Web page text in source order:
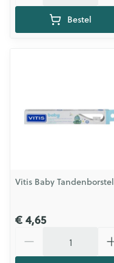
Bestel
Vitis Baby Tandenborstel
€ 4,65